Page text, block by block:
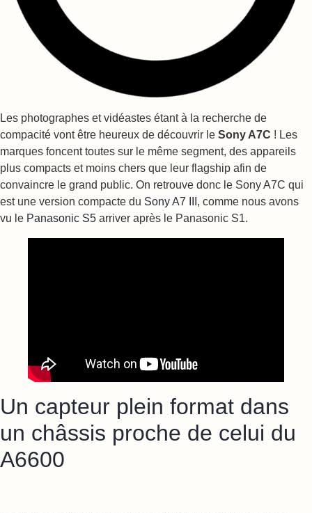
Les photographes et vidéastes étant à la recherche de
compacité vont être heureux de découvrir le Sony A7C ! Les
marques foncent toutes sur le même segment, des appareils
plus compacts et moins chers que leur flagship afin de
convaincre le grand public. On retrouve donc le Sony A7C qui
est une version compacte du Sony A7 III , comme nous avons
vu le Panasonic S5 arriver après le Panasonic S1.
Un capteur plein format dans
un châssis proche de celui du
A6600